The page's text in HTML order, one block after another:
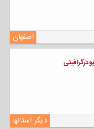
اصفهان
دیگر استانها